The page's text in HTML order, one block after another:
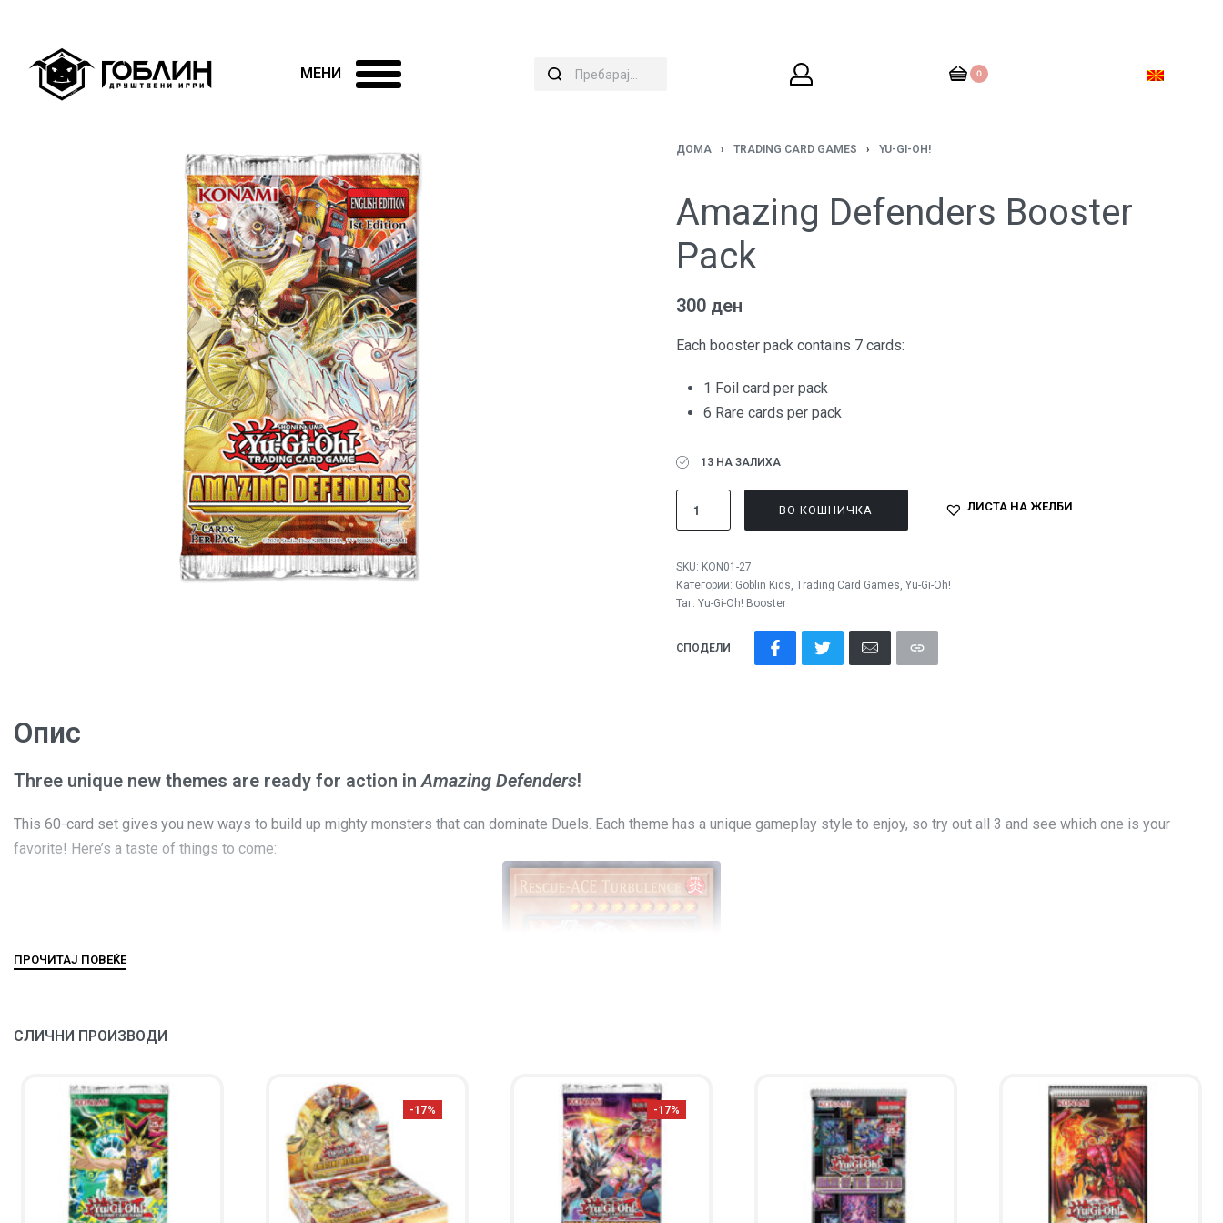
0
ДОМА › TRADING CARD GAMES › YU-GI-OH!
Amazing Defenders Booster
Pack
300 ден
Each booster pack contains 7 cards:
1 Foil card per pack
6 Rare cards per pack
13 НА ЗАЛИХА
ВО КОШНИЧКА ЛИСТА НА ЖЕЛБИ
SKU: KON01-27
Категории: Goblin Kids, Trading Card Games, Yu-Gi-Oh!
Таг: Yu-Gi-Oh! Booster
СПОДЕЛИ
Опис
Three unique new themes are ready for action inAmazing Defenders!
This 60-card set gives you new ways to build up mighty monsters that can dominate Duels. Each theme has a unique gameplay style to enjoy, so try out all 3 and see which one is your
favorite! Here’s a taste of things to come:
A fully equipped rescue vehicle that’s first on the scene! It’s got all the tools you need to survive and overcome any threat.
СЛИЧНИ ПРОИЗВОДИ
-17% -17%